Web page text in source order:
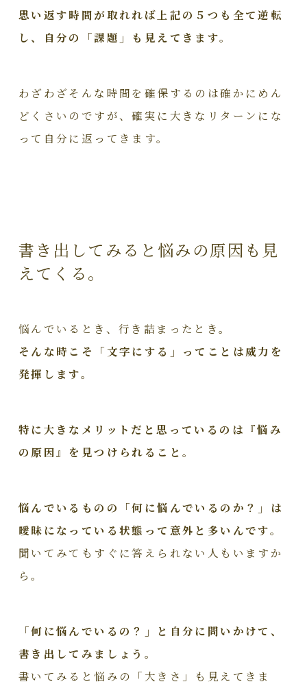
思い返す時間が取れれば上記の５つも全て逆転
し、自分の「課題」も見えてきます。
わざわざそんな時間を確保するのは確かにめん
どくさいのですが、確実に大きなリターンにな
って自分に返ってきます。
書き出してみると悩みの原因も見
えてくる。
悩んでいるとき、行き詰まったとき。
そんな時こそ「文字にする」ってことは威力を
発揮します。
特に大きなメリットだと思っているのは『悩み
の原因』を見つけられること。
悩んでいるものの「何に悩んでいるのか？」は
曖昧になっている状態って意外と多いんです。
聞いてみてもすぐに答えられない人もいますか
ら。
「何に悩んでいるの？」と自分に問いかけて、
書き出してみましょう。
書いてみると悩みの「大きさ」も見えてきま